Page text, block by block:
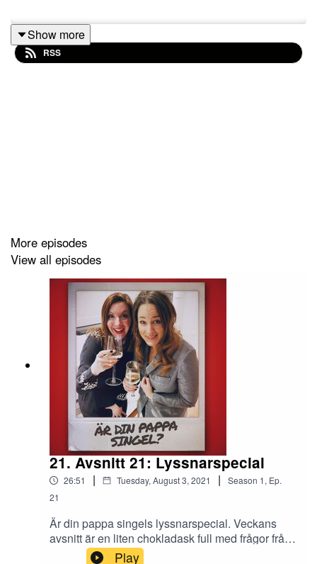
Vi gästas av trebarnspappan och skådespelaren Jerka
Johansson, aktuell i både Alla mot alla och Alla utom vi.
Du hittar oss på @pappsingel där du kan ställa
lyssnarfrågor och se bilder från studion.
Show more
RSS
More episodes
View all episodes
21. Avsnitt 21: Lyssnarspecial
26:51 | Tuesday, August 3, 2021 | Season 1, Ep.
21
Är din pappa singels lyssnarspecial. Veckans
avsnitt är en liten chokladask full med frågor från
rara lyssnare som vi inte hunnit svara på under
Play